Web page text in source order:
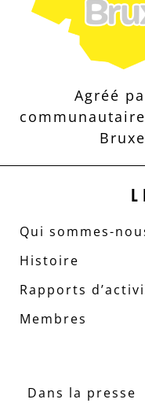
Agréé
Qui sommes-
Histoire
Rapports
Membres
Dans la presse